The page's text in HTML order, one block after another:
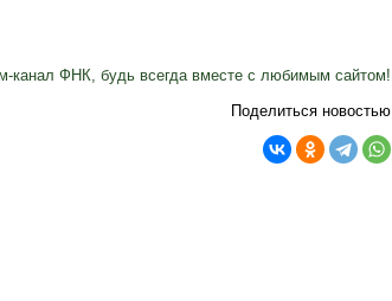
канал ФНК, будь всегда вместе с любимым сайтом!
Поделиться новостью